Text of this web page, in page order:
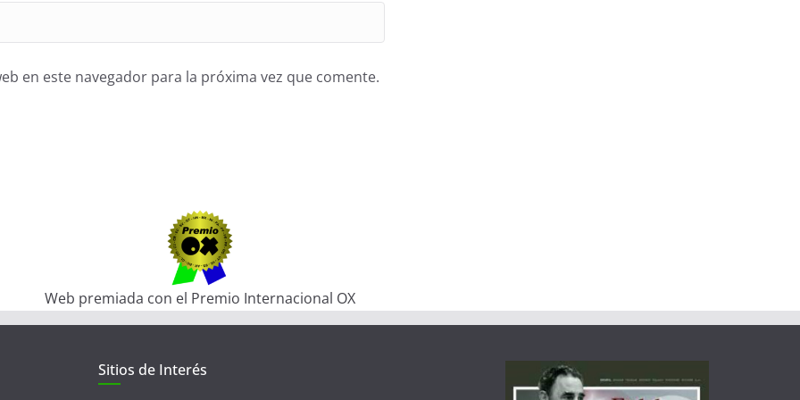
en este navegador para la próxima vez que comente.
Web premiada con el Premio Internacional OX
Sitios de Interés